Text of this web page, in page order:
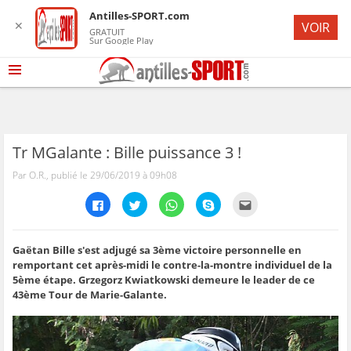
Tr MGalante : Bille puissance 3 !
Par O.R., publié le 29/06/2019 à 09h08
C
l
e
z
p
o
u
r
a
r
t
a
C
l
e
z
p
o
u
r
a
r
t
a
C
l
e
z
p
o
u
a
r
t
a
C
l
e
z
p
o
u
a
r
t
a
e
z
p
o
u
n
v
o
y
Gaëtan Bille s'est adjugé sa 3ème victoire personnelle en
remportant cet après-midi le contre-la-montre individuel de la
5ème étape. Grzegorz Kwiatkowski demeure le leader de ce
43ème Tour de Marie-Galante.
✕
Antilles-SPORT.com
GRATUIT
Sur Google Play
VOIR